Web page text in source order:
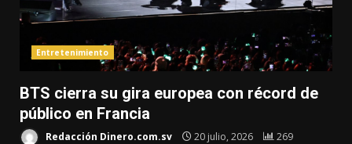
Entretenimiento
BTS cierra su gira europea con récord de
público en Francia
Redacción Dinero.com.sv 20 julio, 2026 269